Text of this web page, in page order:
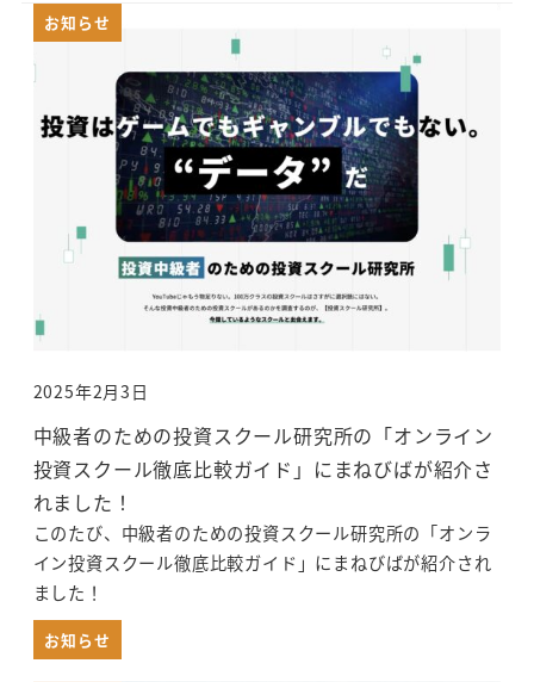
お知らせ
中級者のための投資スクール研究所の「オンライン
投資スクール徹底比較ガイド」にまねびばが紹介さ
れました！
このたび、中級者のための投資スクール研究所の「オンラ
イン投資スクール徹底比較ガイド」にまねびばが紹介され
ました！
投稿日
2025年2月3日
お知らせ